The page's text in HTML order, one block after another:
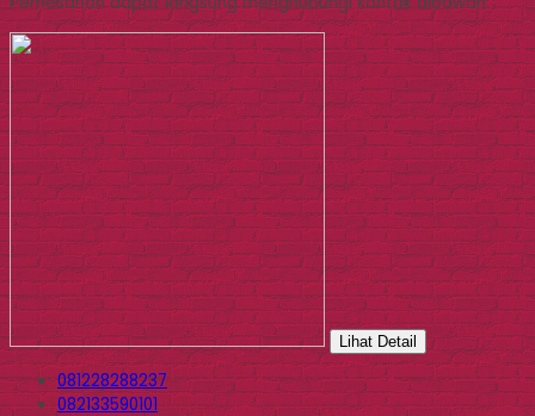
Lihat Detail
081228288237
082133590101